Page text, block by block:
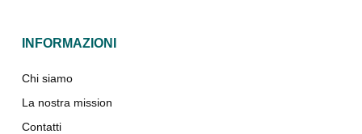
INFORMAZIONI
Chi siamo
La nostra mission
Contatti